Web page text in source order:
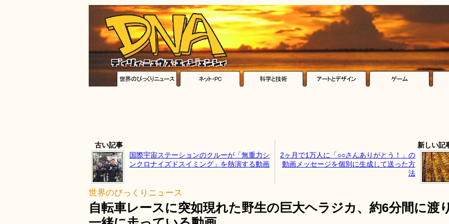
古い記事
国際宇宙ステーションのクルーが「無重力シ
ンクロナイズドスイミング」を熱演する動画
新しい記
2ヶ月で1万人に「○○さんありがとう！」の
動画メッセージを個別に生成して送った方
法
世界のびっくりニュース
自転車レースに突如現れた野生の巨大ヘラジカ、約6分間に渡